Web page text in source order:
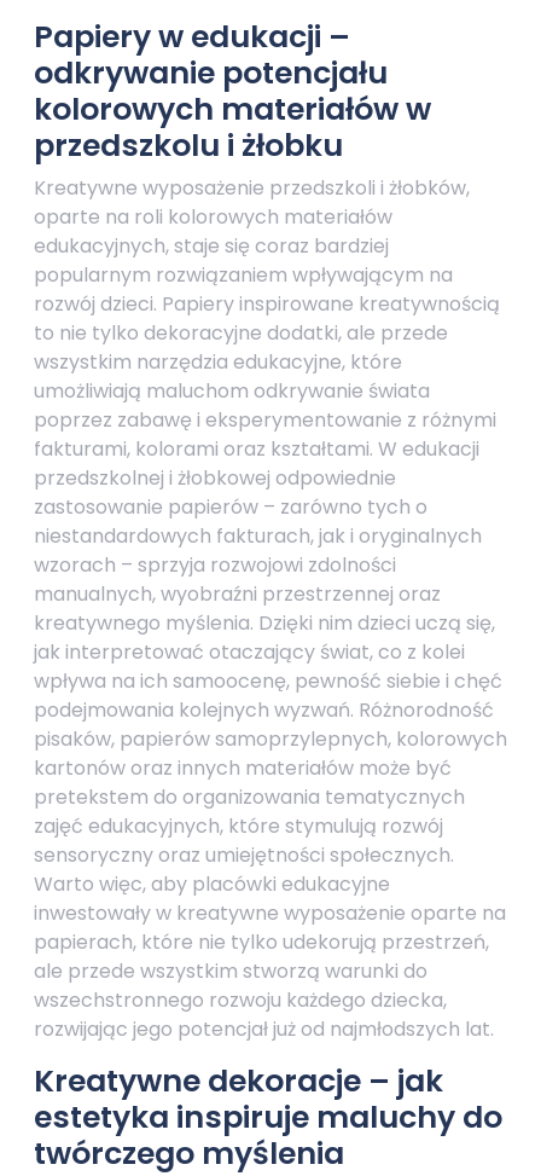
Papiery w edukacji –
odkrywanie potencjału
kolorowych materiałów w
przedszkolu i żłobku
Kreatywne wyposażenie przedszkoli i żłobków,
oparte na roli kolorowych materiałów
edukacyjnych, staje się coraz bardziej
popularnym rozwiązaniem wpływającym na
rozwój dzieci. Papiery inspirowane kreatywnością
to nie tylko dekoracyjne dodatki, ale przede
wszystkim narzędzia edukacyjne, które
umożliwiają maluchom odkrywanie świata
poprzez zabawę i eksperymentowanie z różnymi
fakturami, kolorami oraz kształtami. W edukacji
przedszkolnej i żłobkowej odpowiednie
zastosowanie papierów – zarówno tych o
niestandardowych fakturach, jak i oryginalnych
wzorach – sprzyja rozwojowi zdolności
manualnych, wyobraźni przestrzennej oraz
kreatywnego myślenia. Dzięki nim dzieci uczą się,
jak interpretować otaczający świat, co z kolei
wpływa na ich samoocenę, pewność siebie i chęć
podejmowania kolejnych wyzwań. Różnorodność
pisaków, papierów samoprzylepnych, kolorowych
kartonów oraz innych materiałów może być
pretekstem do organizowania tematycznych
zajęć edukacyjnych, które stymulują rozwój
sensoryczny oraz umiejętności społecznych.
Warto więc, aby placówki edukacyjne
inwestowały w kreatywne wyposażenie oparte na
papierach, które nie tylko udekorują przestrzeń,
ale przede wszystkim stworzą warunki do
wszechstronnego rozwoju każdego dziecka,
rozwijając jego potencjał już od najmłodszych lat.
Kreatywne dekoracje – jak
estetyka inspiruje maluchy do
twórczego myślenia